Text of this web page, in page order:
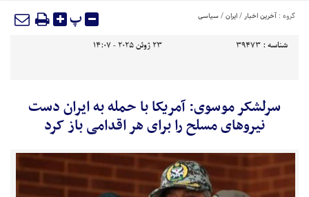
گروه : آخرین اخبار/ایران/سیاسی پ
شناسه : 39473 23 ژوئن 2025 - 14:07
سرلشکر موسوی: آمریکا با حمله به ایران دست
نیروهای مسلح را برای هر اقدامی باز کرد